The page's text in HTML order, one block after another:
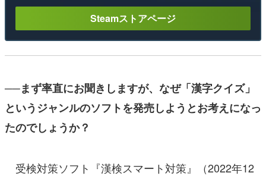
Steamストアページ
──まず率直にお聞きしますが、なぜ「漢字クイズ」
というジャンルのソフトを発売しようとお考えになっ
たのでしょうか？
受検対策ソフト『漢検スマート対策』（2022年12